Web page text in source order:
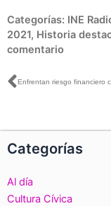
Categorías: INE
2021, Historia
comentario
Ant
Categorías
Al día
Cultura Cívica